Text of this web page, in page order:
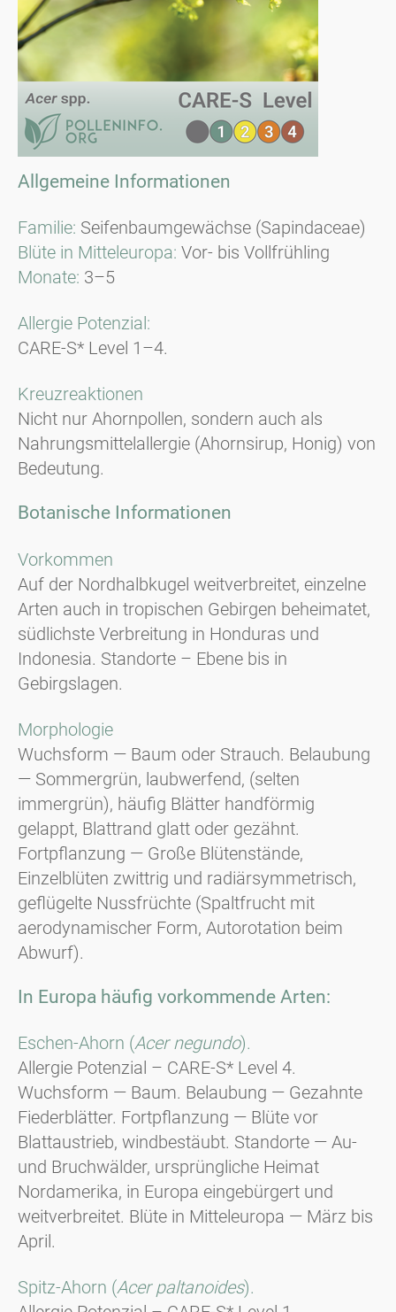
Allgemeine Informationen
Familie: Seifenbaumgewächse (Sapindaceae)
Blüte in Mitteleuropa: Vor- bis Vollfrühling
Monate: 3–5
Allergie Potenzial:
CARE-S* Level 1–4.
Kreuzreaktionen
Nicht nur Ahornpollen, sondern auch als
Nahrungsmittelallergie (Ahornsirup, Honig) von
Bedeutung.
Botanische Informationen
Vorkommen
Auf der Nordhalbkugel weitverbreitet, einzelne
Arten auch in tropischen Gebirgen beheimatet,
südlichste Verbreitung in Honduras und
Indonesia. Standorte – Ebene bis in
Gebirgslagen.
Morphologie
Wuchsform — Baum oder Strauch. Belaubung
— Sommergrün, laubwerfend, (selten
immergrün), häufig Blätter handförmig
gelappt, Blattrand glatt oder gezähnt.
Fortpflanzung — Große Blütenstände,
Einzelblüten zwittrig und radiärsymmetrisch,
geflügelte Nussfrüchte (Spaltfrucht mit
aerodynamischer Form, Autorotation beim
Abwurf).
In Europa häufig vorkommende Arten:
Eschen-Ahorn (Acer negundo).
Allergie Potenzial – CARE-S* Level 4.
Wuchsform — Baum. Belaubung — Gezahnte
Fiederblätter. Fortpflanzung — Blüte vor
Blattaustrieb, windbestäubt. Standorte — Au-
und Bruchwälder, ursprüngliche Heimat
Nordamerika, in Europa eingebürgert und
weitverbreitet. Blüte in Mitteleuropa — März bis
April.
Spitz-Ahorn (Acer paltanoides).